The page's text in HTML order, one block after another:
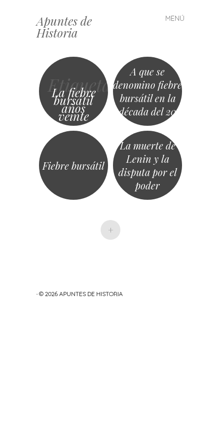
Apuntes de
Historia
MENÚ
Saltar
al
Etiqueta
La fiebre
bursátil
años
veinte
A que se
denomino fiebre
bursátil en la
década del 20
Fiebre bursátil
La muerte de
Lenin y la
disputa por el
poder
+
· © 2026 APUNTES DE HISTORIA